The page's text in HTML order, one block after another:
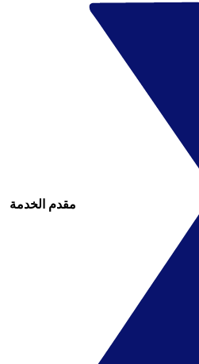
مقدم الخدمة